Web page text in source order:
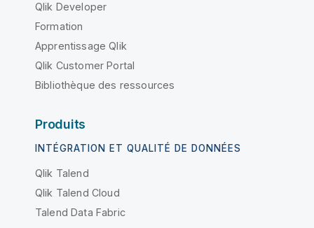
Qlik Developer
Formation
Apprentissage Qlik
Qlik Customer Portal
Bibliothèque des ressources
Produits
INTÉGRATION ET QUALITÉ DE DONNÉES
Qlik Talend
Qlik Talend Cloud
Talend Data Fabric